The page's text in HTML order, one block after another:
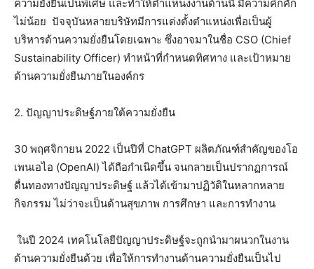
ความยั่งยืนเป็นพิเศษ และทำให้ตำแหน่งงานด้านนี้ มีความคึกคัก
ไม่น้อย ปัจจุบันหลายบริษัทมีการแต่งตั้งตำแหน่งเพื่อเป็นผู้
บริหารด้านความยั่งยืนโดยเฉพาะ ซึ่งอาจมาในชื่อ CSO (Chief
Sustainability Officer) ทำหน้าที่กำหนดทิศทาง และเป้าหมาย
ด้านความยั่งยืนภายในองค์กร
2. ปัญญาประดิษฐ์ภายใต้ความยั่งยืน
30 พฤศจิกายน 2022 เป็นปีที่ ChatGPT ผลิตภัณฑ์สำคัญของโอ
เพนเอไอ (OpenAI) ได้ถือกำเนิดขึ้น จนกลายเป็นปรากฏการณ์
ตื่นทองทางปัญญาประดิษฐ์ แล้วได้เข้ามาปฏิวัติในหลากหลาย
กิจกรรม ไม่ว่าจะเป็นด้านสุขภาพ การศึกษา และการทำงาน
ในปี 2024 เทคโนโลยีปัญญาประดิษฐ์จะถูกนำมาผนวกในงาน
ด้านความยั่งยืนด้วย เพื่อให้การทำงานด้านความยั่งยืนเป็นไป